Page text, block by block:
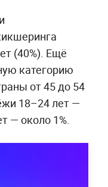
(40%). Ещё
категорию
от 45 до 54
18–24 лет —
— около 1%.